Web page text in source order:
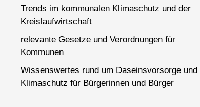
Trends im kommunalen Klimaschutz und der
Kreislaufwirtschaft
relevante Gesetze und Verordnungen für
Kommunen
Wissenswertes rund um Daseinsvorsorge und
Klimaschutz für Bürgerinnen und Bürger